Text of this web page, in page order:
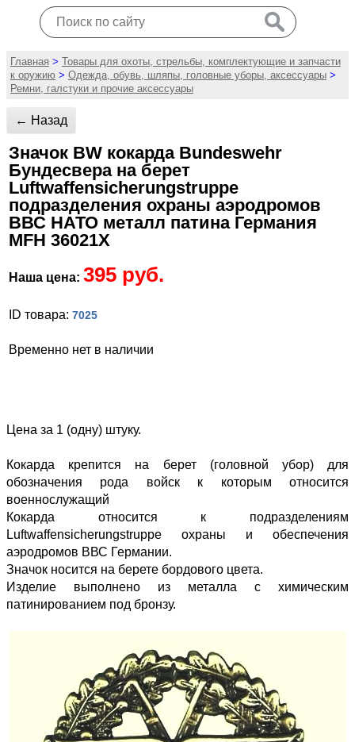
Главная > Товары для охоты, стрельбы, комплектующие и запчасти
к оружию > Одежда, обувь, шляпы, головные уборы, аксессуары >
Ремни, галстуки и прочие аксессуары
← Назад
Значок BW кокарда Bundeswehr
Бундесвера на берет
Luftwaffensicherungstruppe
подразделения охраны аэродромов
ВВС НАТО металл патина Германия
MFH 36021X
Наша цена: 395 руб.
ID товара: 7025
Временно нет в наличии
Цена за 1 (одну) штуку.
Кокарда крепится на берет (головной убор) для
обозначения рода войск к которым относится
военнослужащий
Кокарда относится к подразделениям
Luftwaffensicherungstruppe охраны и обеспечения
аэродромов ВВС Германии.
Значок носится на берете бордового цвета.
Изделие выполнено из металла с химическим
патинированием под бронзу.